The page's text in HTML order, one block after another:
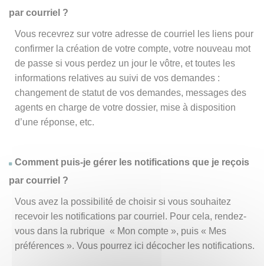
par courriel ?
Vous recevrez sur votre adresse de courriel les liens pour
confirmer la création de votre compte, votre nouveau mot
de passe si vous perdez un jour le vôtre, et toutes les
informations relatives au suivi de vos demandes :
changement de statut de vos demandes, messages des
agents en charge de votre dossier, mise à disposition
d’une réponse, etc.
Comment puis-je gérer les notifications que je reçois
par courriel ?
Vous avez la possibilité de choisir si vous souhaitez
recevoir les notifications par courriel. Pour cela, rendez-
vous dans la rubrique « Mon compte », puis « Mes
préférences ». Vous pourrez ici décocher les notifications.